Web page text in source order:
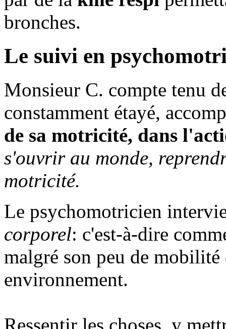
bronches.
Le suivi en
Monsieur C. compte tenu
constamment étayé,
de sa motricité, dans
s'ouvrir au monde,
motricité.
Le psychomotricien
corporel: c'est-à-dire
malgré son peu de
environnement.